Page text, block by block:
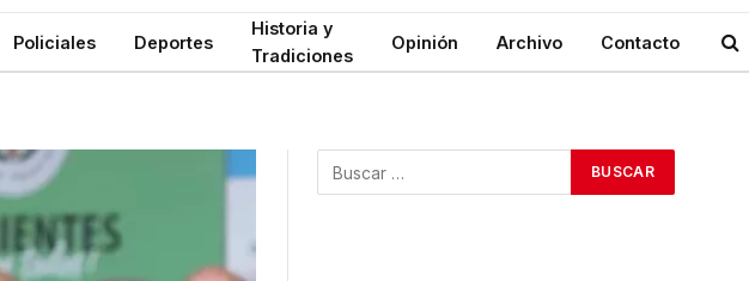
Policiales Deportes
Historia y
Tradiciones
Opinión Archivo Contacto